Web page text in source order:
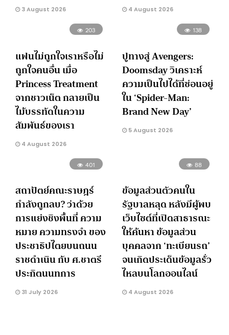
3 August 2026 4 August 2026
203
แฟนไม่ถูกใจเราหรือไม่
ถูกใจคนอื่น เมื่อ
Princess Treatment
จากชาวเน็ต กลายเป็น
ไม้บรรทัดในความ
สัมพันธ์ของเรา
4 August 2026
138
ปูทางสู่ Avengers:
Doomsday วิเคราะห์
ความเป็นไปได้ที่ซ่อนอยู่
ใน ‘Spider-Man:
Brand New Day’
5 August 2026
401
สถาปัตย์คณะราษฎร์
กำลังถูกลบ? ว่าด้วย
การแย่งชิงพื้นที่ ความ
หมาย ความทรงจำ ของ
ประชาธิปไตยบนถนน
ราชดำเนิน กับ ศ.ชาตรี
ประกิตนนทการ
31 July 2026
88
ข้อมูลส่วนตัวคนใน
รัฐบาลหลุด หลังมีผู้พบ
เว็บไซต์ที่เปิดสาธารณะ
ให้ค้นหา ข้อมูลส่วน
บุคคลจาก ‘ทะเบียนรถ’
จนเกิดประเด็นข้อมูลรั่ว
ไหลบนโลกออนไลน์
4 August 2026